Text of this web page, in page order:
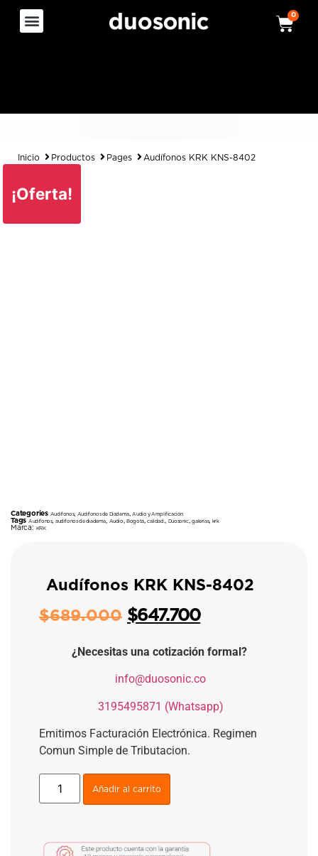
0
Inicio Productos Pages Audífonos KRK KNS-8402
¡Oferta!
Categories Audífonos, Audífonos de Diadema, Audio y Amplificación
Tags Audífonos,audífonos de diadema Audio ,Bogotá,calidad. Duosonic,galerías, krk
Marca: KRK
Audífonos KRK KNS-8402
$689.000 $647.700
¿Necesitas una cotización formal?
info@duosonic.co
3195495871 (Whatsapp)
Emitimos Facturación Electrónica. Regimen
Comun Simple de Tributacion.
Añadir al carrito